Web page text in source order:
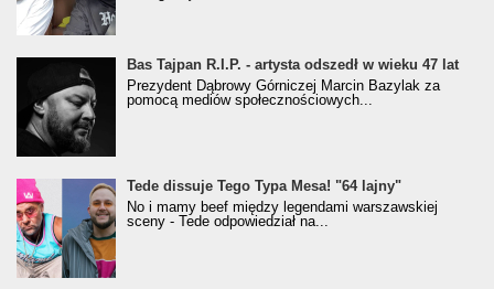
Bas Tajpan R.I.P. - artysta odszedł w wieku 47 lat
Prezydent Dąbrowy Górniczej Marcin Bazylak za
pomocą mediów społecznościowych...
Tede dissuje Tego Typa Mesa! "64 lajny"
No i mamy beef między legendami warszawskiej
sceny - Tede odpowiedział na...